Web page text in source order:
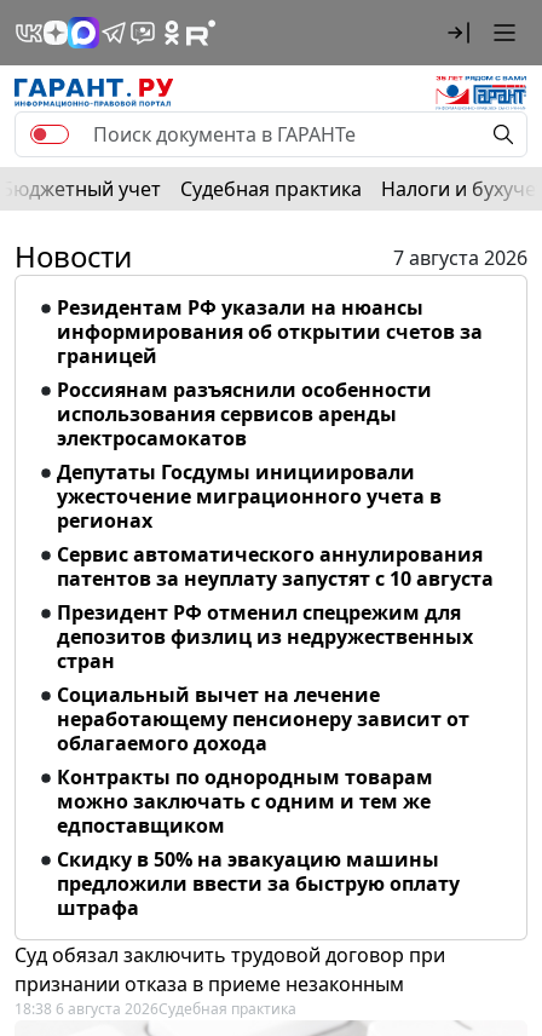
Бюджетный учет Судебная практика Налоги и
Новости
7 августа 2026
Резидентам РФ указали на нюансы
информирования об открытии счетов за
границей
Россиянам разъяснили особенности
использования сервисов аренды
электросамокатов
Депутаты Госдумы инициировали
ужесточение миграционного учета в
регионах
Сервис автоматического аннулирования
патентов за неуплату запустят с 10 августа
Президент РФ отменил спецрежим для
депозитов физлиц из недружественных
стран
Социальный вычет на лечение
неработающему пенсионеру зависит от
облагаемого дохода
Контракты по однородным товарам
можно заключать с одним и тем же
едпоставщиком
Скидку в 50% на эвакуацию машины
предложили ввести за быструю оплату
штрафа
Суд обязал заключить трудовой договор при
признании отказа в приеме незаконным
18:38 6 августа 2026Судебная практика